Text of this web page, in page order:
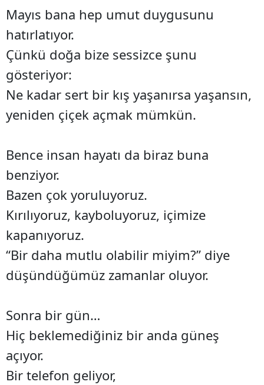
Mayıs bana hep umut duygusunu
hatırlatıyor.
Çünkü doğa bize sessizce şunu
gösteriyor:
Ne kadar sert bir kış yaşanırsa yaşansın,
yeniden çiçek açmak mümkün.
Bence insan hayatı da biraz buna
benziyor.
Bazen çok yoruluyoruz.
Kırılıyoruz, kayboluyoruz, içimize
kapanıyoruz.
“Bir daha mutlu olabilir miyim?” diye
düşündüğümüz zamanlar oluyor.
Sonra bir gün…
Hiç beklemediğiniz bir anda güneş
açıyor.
Bir telefon geliyor,